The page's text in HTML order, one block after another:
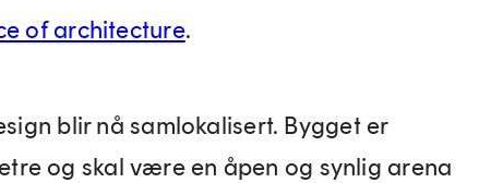
of architecture.
blir nå samlokalisert. Bygget er
og skal være en åpen og synlig arena